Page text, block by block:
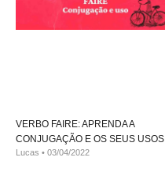
VERBO FAIRE: APRENDA A
CONJUGAÇÃO E OS SEUS USOS
Lucas 03/04/2022